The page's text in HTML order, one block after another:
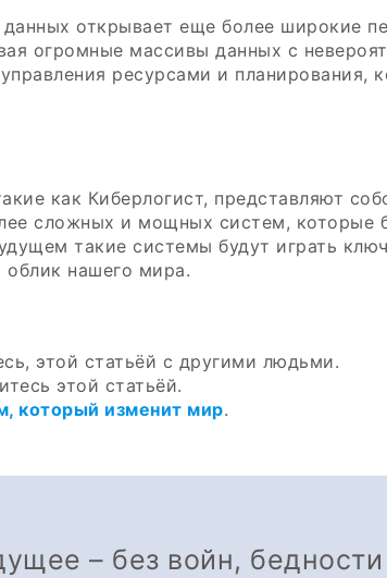
открывает еще более широкие
огромные массивы данных с
ресурсами и планирования,
как Киберлогист, представляют
сложных и мощных систем, которые
такие системы будут играть
облик нашего мира.
этой статьёй с другими людьми.
этой статьёй.
который изменит мир.
– без войн,